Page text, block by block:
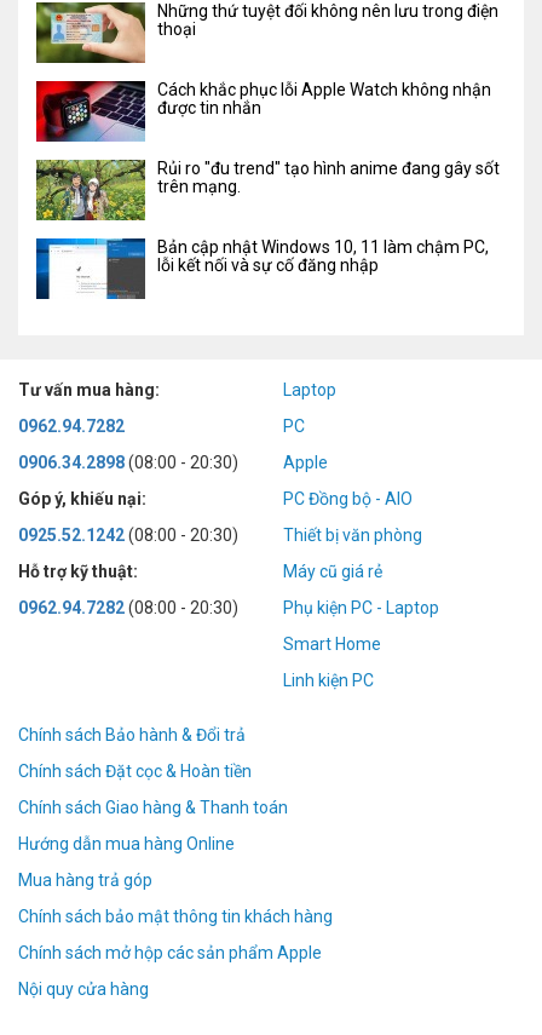
Những thứ tuyệt đối không nên lưu trong điện
thoại
Cách khắc phục lỗi Apple Watch không nhận
được tin nhắn
Rủi ro "đu trend" tạo hình anime đang gây sốt
trên mạng.
Bản cập nhật Windows 10, 11 làm chậm PC,
lỗi kết nối và sự cố đăng nhập
Tư vấn mua hàng:
0962.94.7282
0906.34.2898(08:00 - 20:30)
Góp ý, khiếu nại:
0925.52.1242(08:00 - 20:30)
Hỗ trợ kỹ thuật:
0962.94.7282(08:00 - 20:30)
Laptop
PC
Apple
PC Đồng bộ - AIO
Thiết bị văn phòng
Máy cũ giá rẻ
Phụ kiện PC - Laptop
Smart Home
Linh kiện PC
Chính sách Bảo hành & Đổi trả
Chính sách Đặt cọc & Hoàn tiền
Chính sách Giao hàng & Thanh toán
Hướng dẫn mua hàng Online
Mua hàng trả góp
Chính sách bảo mật thông tin khách hàng
Chính sách mở hộp các sản phẩm Apple
Nội quy cửa hàng